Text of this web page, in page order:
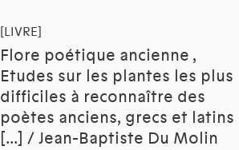
[LIVRE]
Flore poétique ancienne ,
Etudes sur les plantes les plus
difficiles à reconnaître des
poètes anciens, grecs et latins
[...] / Jean-Baptiste Du Molin